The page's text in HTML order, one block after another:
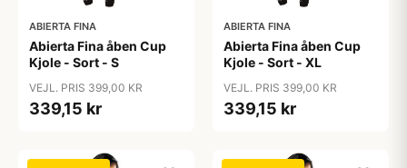
ABIERTA FINA
Abierta Fina åben Cup
Kjole - Sort - S
VEJL. PRIS 399,00 KR
339,15 kr
ABIERTA FINA
Abierta Fina åben Cup
Kjole - Sort - XL
VEJL. PRIS 399,00 KR
339,15 kr